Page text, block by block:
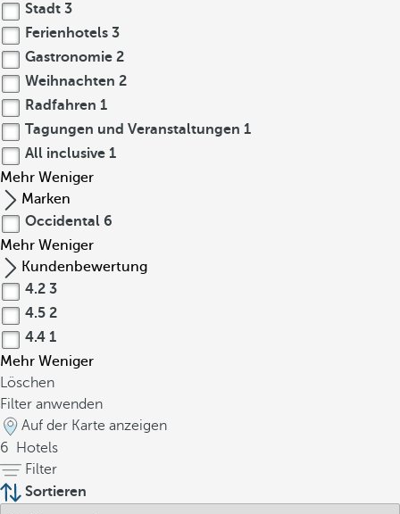
Stadt 3
Ferienhotels 3
Gastronomie 2
Weihnachten 2
Radfahren 1
Tagungen und Veranstaltungen 1
All inclusive 1
Mehr Weniger
Marken
Occidental 6
Mehr Weniger
Kundenbewertung
4.2 3
4.5 2
4.4 1
Mehr Weniger
Löschen
Filter anwenden
Auf der Karte anzeigen
6
Hotels
Filter
Sortieren